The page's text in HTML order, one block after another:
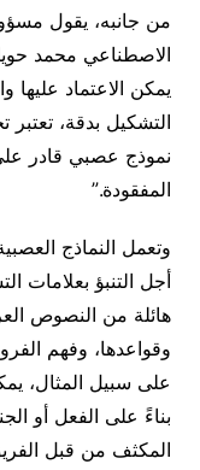
الاصطناعي محمد
يمكن الاعتماد عليها
التشكيل بدقة، تعتبر
نموذج عصبي قادر
المفقودة.”
وتعمل النماذج
أجل التنبؤ بعلامات
هائلة من النصوص
وقواعدها، وفهم
على سبيل المثال،
بناءً على الفعل أو
المكثف من قبل